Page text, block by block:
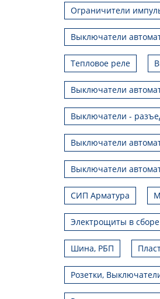
Ограничители
Выключатели
Тепловое реле
Выключатели
Выключатели -
Выключатели
Выключатели
СИП Арматура
Электрощиты в сборе
Шина, РБП
Розетки,